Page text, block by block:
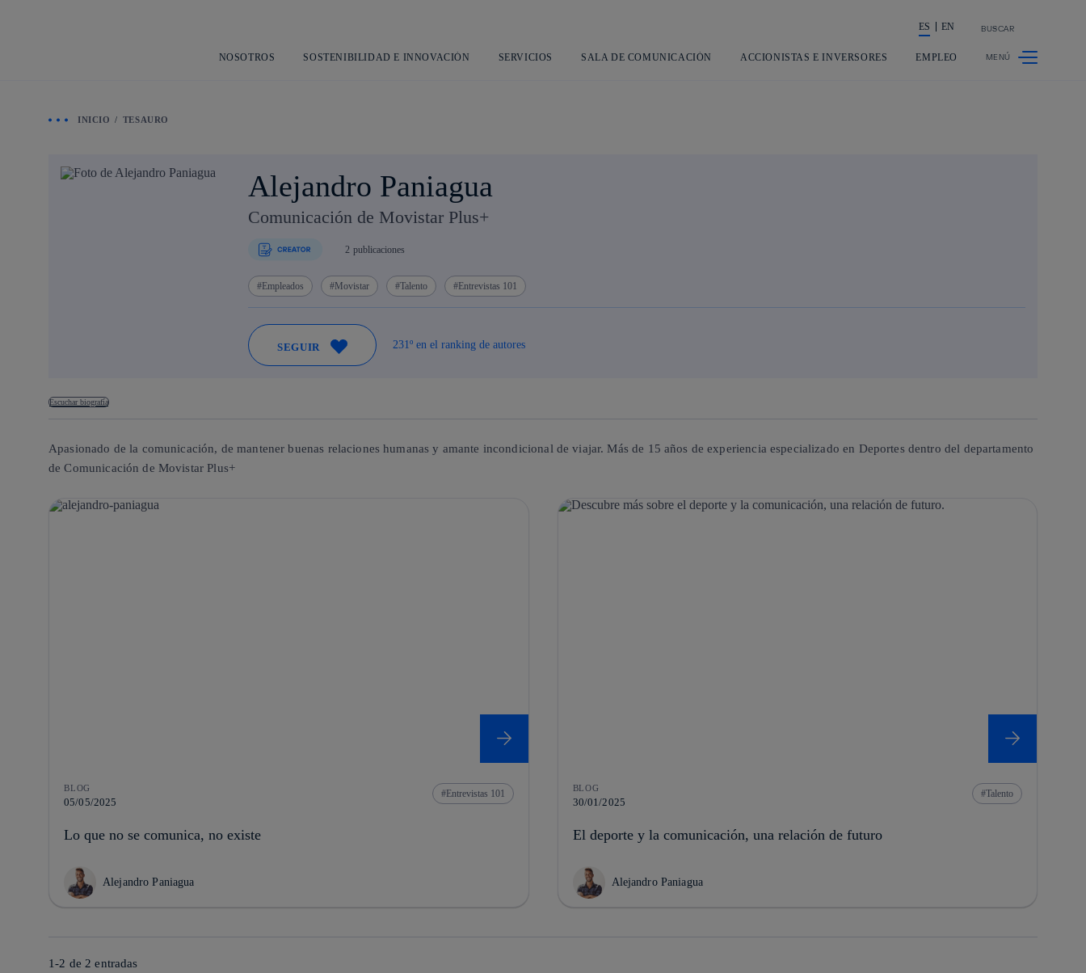
principal
La acción en accionistas e inversores
ES EN BUSCAR
NOSOTROS SOSTENIBILIDAD E INNOVACIÓN SERVICIOS SALA DE COMUNICACIÓN ACCIONISTAS E INVERSORES EMPLEO
INICIO TESAURO
Alejandro Paniagua
Comunicación de Movistar Plus+
2 publicaciones
Empleados Movistar Talento Entrevistas 101
SEGUIR 231º en el ranking de autores
Escuchar biografía
Apasionado de la comunicación, de mantener buenas relaciones humanas y amante incondicional de viajar. Más de 15 años de experiencia especializado en Deportes dentro del departamento
de Comunicación de Movistar Plus+
BLOG
05/05/2025
Entrevistas 101
Lo que no se comunica, no existe
Alejandro Paniagua
BLOG
30/01/2025
Talento
El deporte y la comunicación, una relación de futuro
Alejandro Paniagua
1-2 de 2 entradas